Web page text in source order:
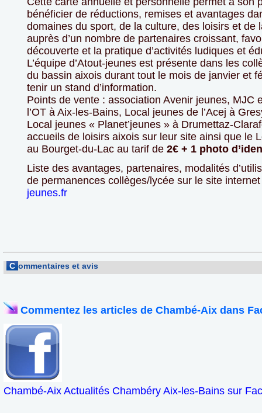
bénéficier de réductions, remises et avantages
domaines du sport, de la culture, des loisirs et de
auprès d’un nombre de partenaires croissant,
découverte et la pratique d’activités ludiques et
L’équipe d’Atout-jeunes est présente dans les
du bassin aixois durant tout le mois de janvier et
tenir un stand d’information.
Points de vente : association Avenir jeunes, MJC
l’OT à Aix-les-Bains, Local jeunes de l’Acej à
Local jeunes « Planet’jeunes » à Drumettaz-
accueils de loisirs aixois sur leur site ainsi que le
au Bourget-du-Lac au tarif de 2€ + 1 photo
Liste des avantages, partenaires, modalités
de permanences collèges/lycée sur le site
jeunes.fr
C ommentaires et avis
Commentez les articles de Chambé-Aix dans
Chambé-Aix Actualités Chambéry Aix-les-Bains sur